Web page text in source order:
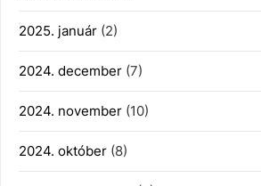
2025. január (2)
2024. december (7)
2024. november (10)
2024. október (8)